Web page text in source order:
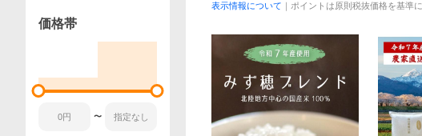
表示情報について ｜ポイントは原則税抜価格を基準
価格帯
〜